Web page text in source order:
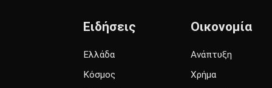
Ειδήσεις
Ελλάδα
Κόσμος
Οικονομία
Ανάπτυξη
Χρήμα